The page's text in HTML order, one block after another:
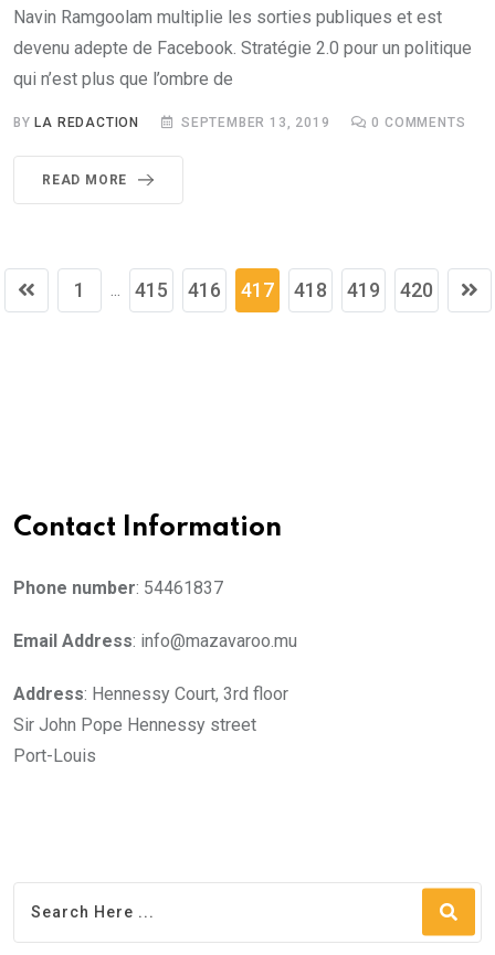
Navin Ramgoolam multiplie les sorties publiques et est
devenu adepte de Facebook. Stratégie 2.0 pour un politique
qui n’est plus que l’ombre de
BYLA REDACTION SEPTEMBER 13, 2019 0 COMMENTS
READ MORE
1 415 416 417 418 419 420
Contact Information
Phone number: 54461837
Email Address: info@mazavaroo.mu
Address: Hennessy Court, 3rd floor
Sir John Pope Hennessy street
Port-Louis